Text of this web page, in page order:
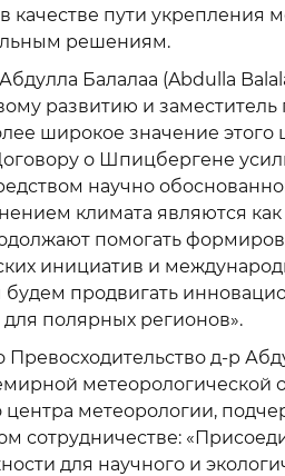
качестве пути укрепления
решениям.
Балалаа (Abdulla
развитию и
широкое значение
о Шпицбергене
научно
климата являются
помогать
инициатив и
продвигать
полярных регионов».
Превосходительство д-р
метеорологии,
сотрудничестве:
для научного и